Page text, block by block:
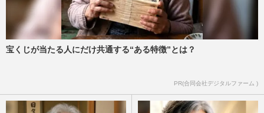
宝くじが当たる人にだけ共通する“ある特徴”とは？
PR(合同会社デジタルファーム )